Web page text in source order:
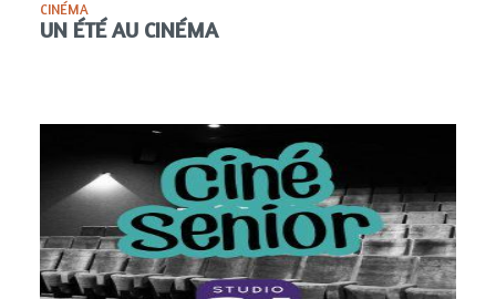
CINÉMA
UN ÉTÉ AU CINÉMA